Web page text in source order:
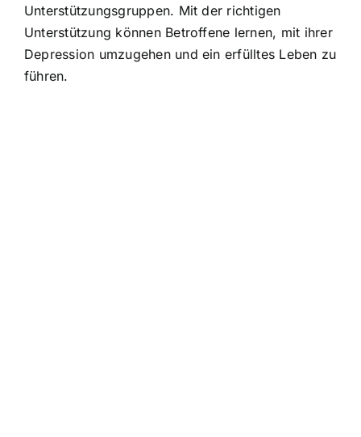
Unterstützungsgruppen. Mit der richtigen
Unterstützung können Betroffene lernen, mit ihrer
Depression umzugehen und ein erfülltes Leben zu
führen.